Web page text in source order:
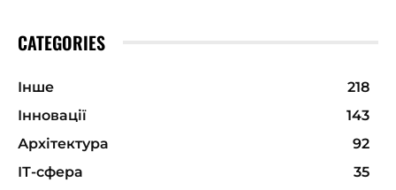
CATEGORIES
Інше
218
Інновації
143
Архітектура
92
ІТ-сфера
35